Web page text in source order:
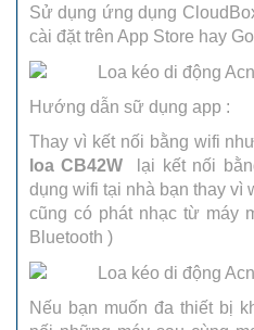
Sử dụng ứng dụng
cài đặt trên App Store hay
Hướng dẫn sữ dụng app :
Thay vì kết nối bằng wifi
loa CB42W lại kết nối
dụng wifi tại nhà bạn thay vì
cũng có phát nhạc từ máy
Bluetooth )
Nếu bạn muốn đa thiết bị